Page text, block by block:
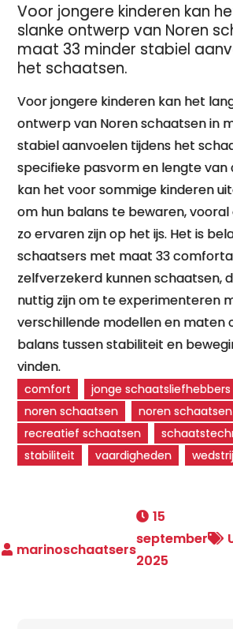
Voor jongere kinderen kan
slanke ontwerp van Noren
maat 33 minder stabiel
het schaatsen.
Voor jongere kinderen kan het
ontwerp van Noren schaatsen in
stabiel aanvoelen tijdens het
specifieke pasvorm en lengte van
kan het voor sommige kinderen
om hun balans te bewaren, vooral
zo ervaren zijn op het ijs. Het is
schaatsers met maat 33
zelfverzekerd kunnen schaatsen,
nuttig zijn om te experimenteren
verschillende modellen en maten
balans tussen stabiliteit en
vinden.
comfort jonge schaatsliefhebbers
noren schaatsen
noren
recreatief schaatsen
stabiliteit
vaardigheden
15
september
2025